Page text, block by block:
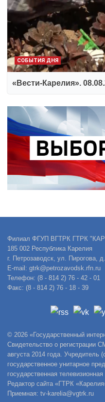
СОБЫТИЯ ДНЯ
«Вести-Карелия».
Филиал ФГУП ВГТРК ГТРК
185 002 Республика Карелия
г. Петрозаводск, ул. Пирогова,
E-mail: gtrk@petrozavodsk.rfn.ru
Телефон: (8 - 814 2) 76 - 42 - 01
Факс: (8 - 814 2) 76 - 18 - 39
© 2026 «Государственный
Свидетельство о
августа 2014 года. Учредитель
государственное унитарное
государственная
Редактор сайта «ГТРК
Приемная: tv-karelia@vgtrk.ru